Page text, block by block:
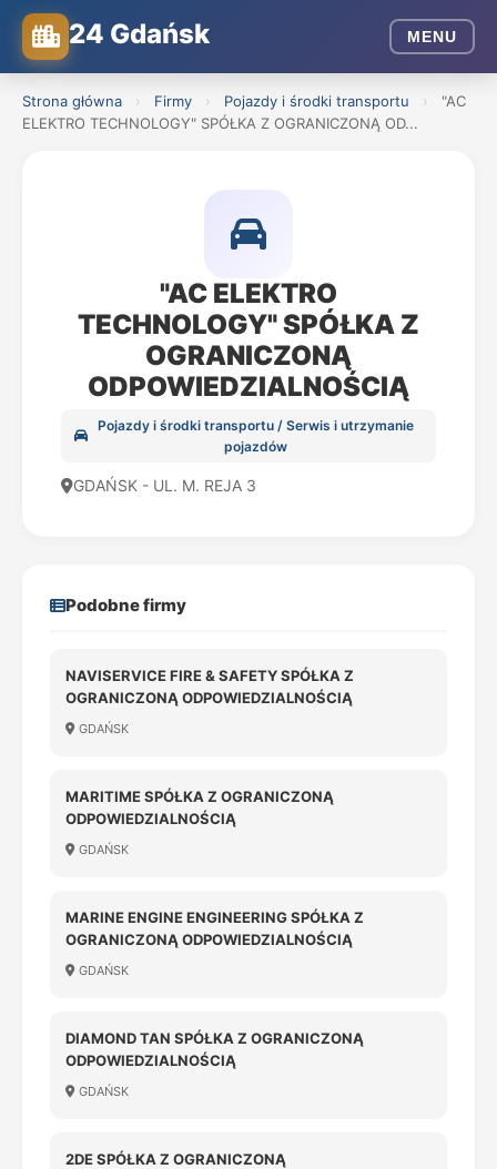
24 Gdańsk MENU
Strona główna › Firmy › Pojazdy i środki transportu ›
"AC
ELEKTRO TECHNOLOGY" SPÓŁKA Z OGRANICZONĄ OD...
"AC ELEKTRO
TECHNOLOGY" SPÓŁKA Z
OGRANICZONĄ
ODPOWIEDZIALNOŚCIĄ
Pojazdy i środki transportu / Serwis i utrzymanie
pojazdów
GDAŃSK - UL. M. REJA 3
Podobne firmy
NAVISERVICE FIRE & SAFETY SPÓŁKA Z
OGRANICZONĄ ODPOWIEDZIALNOŚCIĄ
GDAŃSK
MARITIME SPÓŁKA Z OGRANICZONĄ
ODPOWIEDZIALNOŚCIĄ
GDAŃSK
MARINE ENGINE ENGINEERING SPÓŁKA Z
OGRANICZONĄ ODPOWIEDZIALNOŚCIĄ
GDAŃSK
DIAMOND TAN SPÓŁKA Z OGRANICZONĄ
ODPOWIEDZIALNOŚCIĄ
GDAŃSK
2DE SPÓŁKA Z OGRANICZONĄ